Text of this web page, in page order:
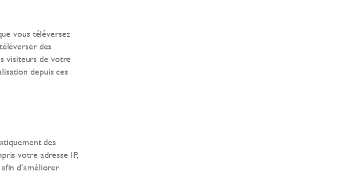
vous téléversez
des
visiteurs de votre
depuis ces
des
votre adresse IP,
d’améliorer